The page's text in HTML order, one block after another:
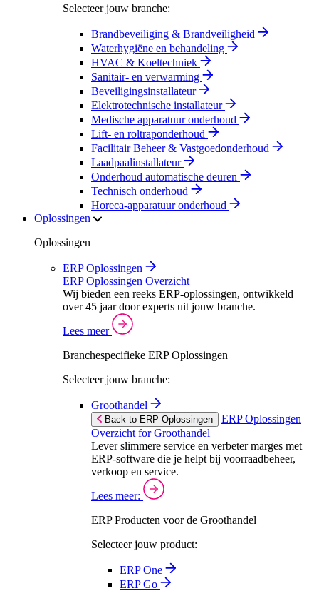
Selecteer jouw branche:
Brandbeveiliging & Brandveiligheid
Waterhygiëne en behandeling
HVAC & Koeltechniek
Sanitair- en verwarming
Beveiligingsinstallateur
Elektrotechnische installateur
Medische apparatuur onderhoud
Lift- en roltraponderhoud
Facilitair Beheer & Vastgoedonderhoud
Laadpaalinstallateur
Onderhoud automatische deuren
Technisch onderhoud
Horeca-apparatuur onderhoud
Oplossingen
Oplossingen
ERP Oplossingen
ERP Oplossingen Overzicht
Wij bieden een reeks ERP-oplossingen, ontwikkeld
over 45 jaar door experts uit jouw branche.
Lees meer
Branchespecifieke ERP Oplossingen
Selecteer jouw branche:
Groothandel
Back to ERP Oplossingen
ERP Oplossingen
Overzicht for Groothandel
Lever slimmere service en verbeter marges met
ERP-software die je helpt bij voorraadbeheer,
verkoop en service.
Lees meer:
ERP Producten voor de Groothandel
Selecteer jouw product:
ERP One
ERP Go